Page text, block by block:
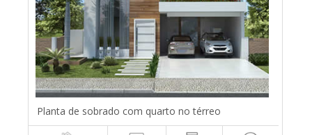
Planta de sobrado com quarto no térreo